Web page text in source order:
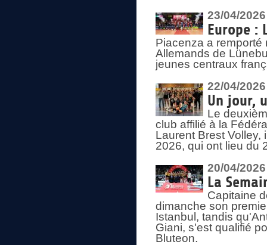
23/04/2026
Europe :
Piacenza a remporté
Allemands de
jeunes centraux
22/04/2026
Un jour,
Le
club affilié à la
Laurent Brest Volley,
2026, qui ont lieu du
20/04/2026
La
Capitaine
dimanche son
Istanbul, tandis
Giani, s'est qualifié
Bluteon.